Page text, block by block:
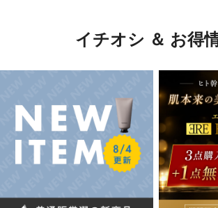
イチオシ ＆ お得